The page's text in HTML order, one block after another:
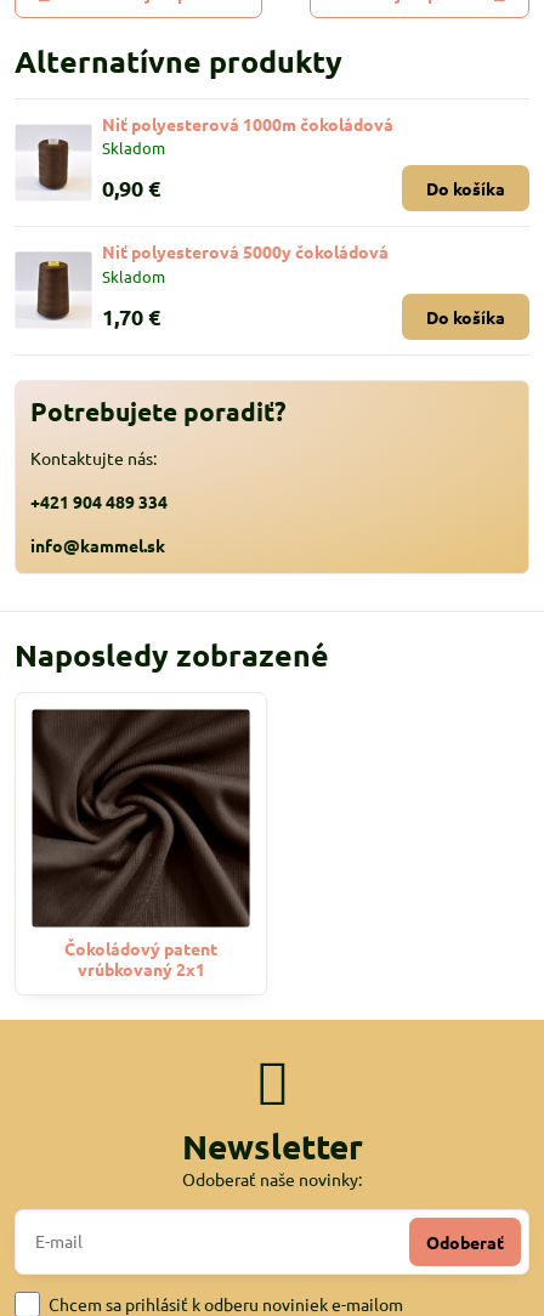
Alternatívne produkty
Niť polyesterová 1000m čokoládová
Skladom
0,90 € Do košíka
Niť polyesterová 5000y čokoládová
Skladom
1,70 € Do košíka
Potrebujete poradiť?
Kontaktujte nás:
+421 904 489 334
info@kammel.sk
Naposledy zobrazené
Čokoládový patent
vrúbkovaný 2x1
Newsletter
Odoberať naše novinky:
Odoberať
Chcem sa prihlásiť k odberu noviniek e-mailom